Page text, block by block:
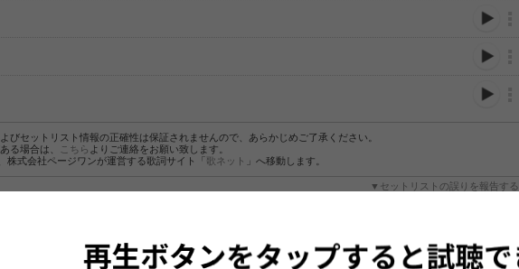
びセットリスト情報の正確性は保証されませんので、あらかじめご了承ください。
る場合は、
こちら よりご連絡をお願い致します。
株式会社ページワンが運営する歌詞サイト「歌ネット 」へ移動します。
▼セットリストの誤りを報告する